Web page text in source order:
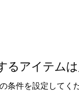
るアイテム
条件を設定してく